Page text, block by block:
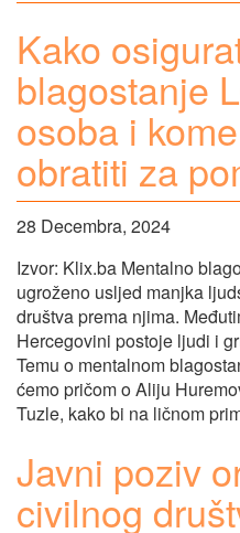
Kako
blagostanje
osoba i
obratiti za
28 Decembra, 2024
Izvor: Klix.ba Mentalno
ugroženo usljed manjka
društva prema njima.
Hercegovini postoje ljudi i
Temu o mentalnom
ćemo pričom o Aliju
Tuzle, kako bi na ličnom
Javni poziv
civilnog